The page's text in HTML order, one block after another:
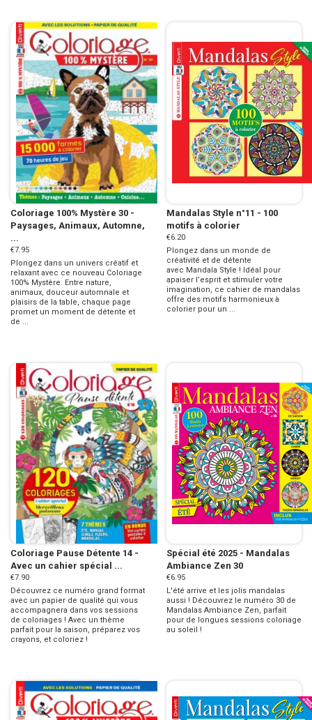
Coloriage 100% Mystère 30 -
Paysages, Animaux, Automne,
...
€7.95
Plongez dans un univers créatif et
relaxant avec ce nouveau Coloriage
100% Mystère. Entre nature,
animaux, douceur automnale et
plaisirs de la table, chaque page
promet un moment de détente et
de ...
Mandalas Style n°11 - 100
motifs à colorier
€6.20
Plongez dans un monde de
créativité et de détente
avec Mandala Style ! Idéal pour
apaiser l’esprit et stimuler votre
imagination, ce cahier de mandalas
offre des motifs harmonieux à
colorier pour un ...
Coloriage Pause Détente 14 -
Avec un cahier spécial ...
€7.90
Découvrez ce numéro grand format
avec un papier de qualité qui vous
accompagnera dans vos sessions
de coloriages ! Avec un thème
parfait pour la saison, préparez vos
crayons, et coloriez !
Spécial été 2025 - Mandalas
Ambiance Zen 30
€6.95
L'été arrive et les jolis mandalas
aussi ! Découvrez le numéro 30 de
Mandalas Ambiance Zen, parfait
pour de longues sessions coloriage
au soleil !